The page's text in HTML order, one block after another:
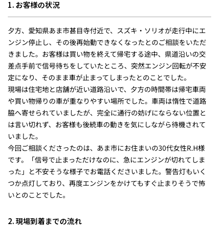
1. お客様の状況
夕方、愛知県あま市甚目寺付近で、スズキ・ソリオが走行中にエ
ンジン停止し、その後再始動できなくなったとのご相談をいただ
きました。お客様は買い物を終えて帰宅する途中、県道沿いの交
差点手前で信号待ちをしていたところ、突然エンジン回転が不安
定になり、そのまま車が止まってしまったとのことでした。
現場は住宅地と店舗が近い道路沿いで、夕方の時間帯は帰宅車両
や買い物帰りの車が重なりやすい場所でした。車両は惰性で道路
脇へ寄せられていましたが、完全に通行の妨げにならない位置と
は言い切れず、お客様も後続車の動きを気にしながら待機されて
いました。
今回ご相談くださったのは、あま市にお住まいの30代女性R.H様
です。「信号で止まっただけなのに、急にエンジンが切れてしま
った」と不安そうな様子でお電話くださいました。警告灯もいく
つか点灯しており、再度エンジンをかけてもすぐ止まりそうで怖
いとのことでした。
2. 現場到着までの流れ